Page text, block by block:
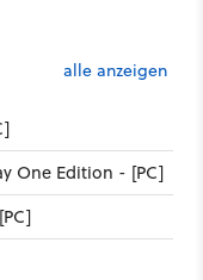
alle anzeigen
One Edition - [PC]